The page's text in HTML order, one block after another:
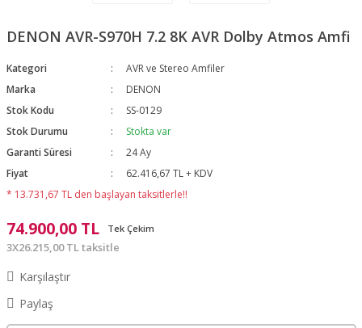
DENON AVR-S970H 7.2 8K AVR Dolby Atmos Amfi
Kategori
AVR ve Stereo Amfiler
Marka
DENON
Stok Kodu
SS-0129
Stok Durumu
Stokta var
Garanti Süresi
24 Ay
Fiyat
62.416,67 TL + KDV
* 13.731,67 TL den başlayan taksitlerle!!
74.900,00 TL Tek Çekim
3X26.215,00 TL taksitle
Karşılaştır
Paylaş